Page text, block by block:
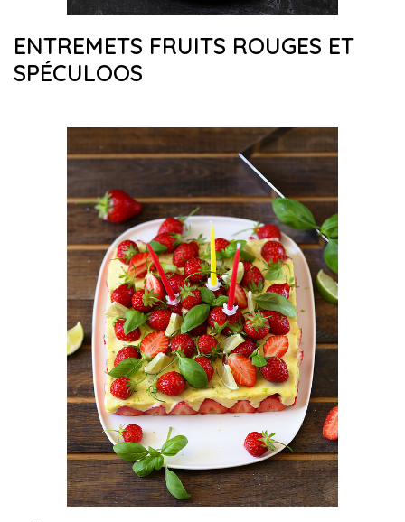
ENTREMETS FRUITS ROUGES ET
SPÉCULOOS